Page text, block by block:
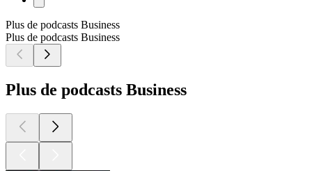
Plus de podcasts Business
Plus de podcasts Business
Plus de podcasts Business